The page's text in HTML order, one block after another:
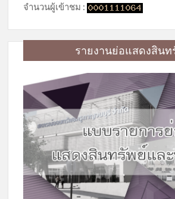
จำนวนผู้เข้าชม :
รายงานย่อแสดงสินท